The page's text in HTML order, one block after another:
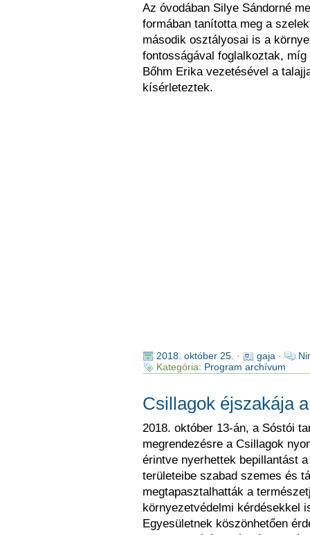
Az óvodában Silye Sándorné
formában tanította meg a
második osztályosai is a
fontosságával foglalkoztak,
Bőhm Erika vezetésével a
kísérleteztek.
2018. október 25. · gaja ·
Kategória: Program archívum
Csillagok éjszakája
2018. október 13-án, a Sóstói
megrendezésre a Csillagok
érintve nyerhettek bepillantást
területeibe szabad szemes és
megtapasztalhatták a
környezetvédelmi kérdésekkel
Egyesületnek köszönhetően